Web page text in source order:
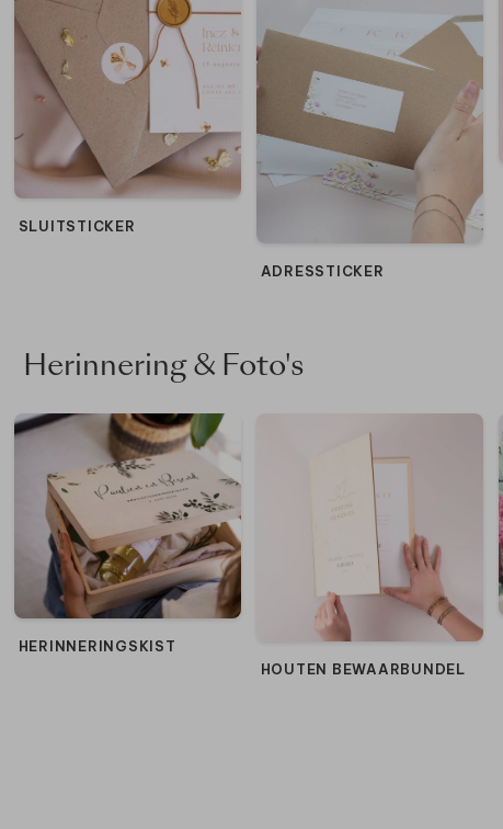
SLUITSTICKER
ADRESSTICKER
Herinnering & Foto's
HERINNERINGSKIST
HOUTEN BEWAARBUNDEL